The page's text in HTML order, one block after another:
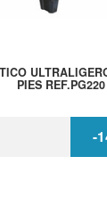
PIES REF.PG220
-